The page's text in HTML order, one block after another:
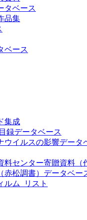
タベース
品集
ベース
集成
録データベース
ウイルスの影響データ
センター寄贈資料（
赤松調書）データベー
ルム_リスト